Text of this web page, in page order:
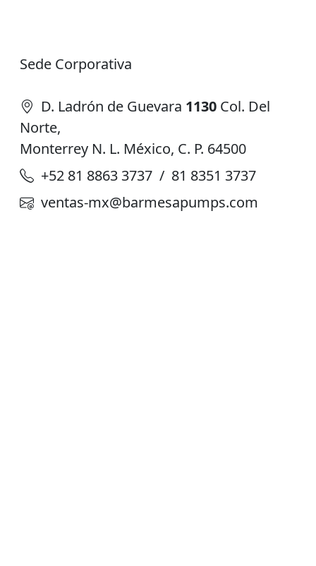
Sede Corporativa
D. Ladrón de Guevara 1130 Col. Del
Norte,
Monterrey N. L. México, C. P. 64500
+52 81 8863 3737 / 81 8351 3737
ventas-mx@barmesapumps.com